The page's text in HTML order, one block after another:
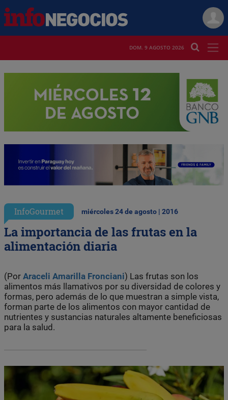
DOM. 9 AGOSTO 2026
InfoGourmet miércoles 24 de agosto | 2016
La importancia de las frutas en la
alimentación diaria
(Por Araceli Amarilla Fronciani) Las frutas son los
alimentos más llamativos por su diversidad de colores y
formas, pero además de lo que muestran a simple vista,
forman parte de los alimentos con mayor cantidad de
nutrientes y sustancias naturales altamente beneficiosas
para la salud.